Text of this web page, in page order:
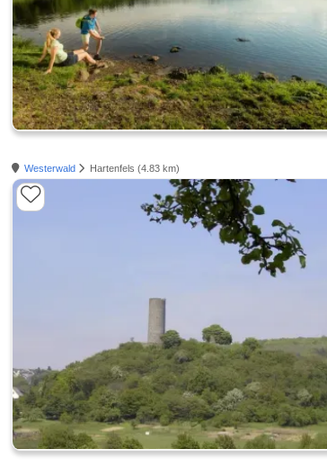
Westerwald Hartenfels (4.83 km)